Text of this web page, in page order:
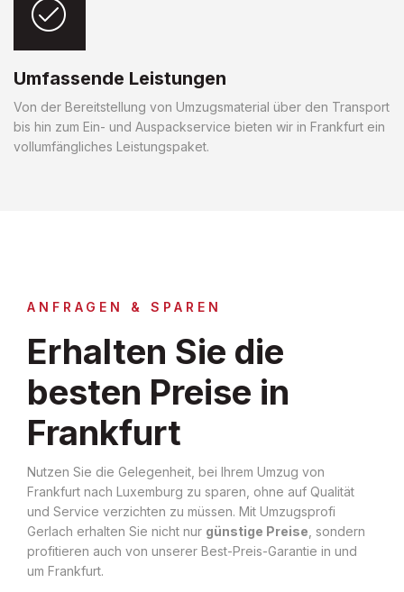
Umfassende Leistungen
Von der Bereitstellung von Umzugsmaterial über den Transport
bis hin zum Ein- und Auspackservice bieten wir in Frankfurt ein
vollumfängliches Leistungspaket.
ANFRAGEN & SPAREN
Erhalten Sie die
besten Preise in
Frankfurt
Nutzen Sie die Gelegenheit, bei Ihrem Umzug von
Frankfurt nach Luxemburg zu sparen, ohne auf Qualität
und Service verzichten zu müssen. Mit Umzugsprofi
Gerlach erhalten Sie nicht nur günstige Preise , sondern
profitieren auch von unserer Best-Preis-Garantie in und
um Frankfurt.